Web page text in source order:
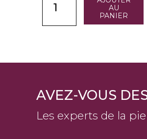
AU
PANIER
AVEZ-VOUS
Les experts de la